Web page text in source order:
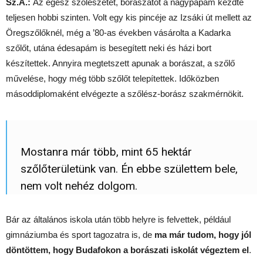
teljesen hobbi szinten. Volt egy kis pincéje az Izsáki út mellett az
Öregszőlőknél, még a ’80-as években vásárolta a Kadarka
szőlőt, utána édesapám is besegített neki és házi bort
készítettek. Annyira megtetszett apunak a borászat, a szőlő
művelése, hogy még több szőlőt telepítettek. Időközben
másoddiplomaként elvégezte a szőlész-borász szakmérnökit.
Mostanra már több, mint 65 hektár
szőlőterületünk van. Én ebbe születtem bele,
nem volt nehéz dolgom.
Bár az általános iskola után több helyre is felvettek, például
gimnáziumba és sport tagozatra is, de ma már tudom, hogy jól
döntöttem, hogy Budafokon a borászati iskolát végeztem el.